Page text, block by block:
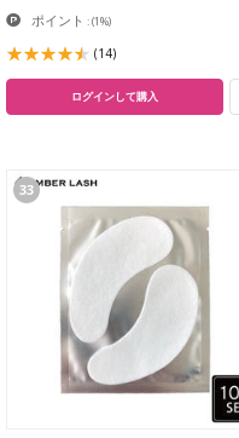
ポイント :(1%)
(14)
ログインして購入
33